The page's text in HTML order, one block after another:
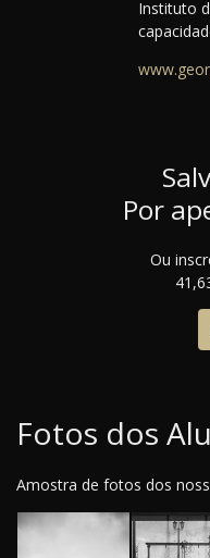
Instituto
Por
Ou
Fotos dos
Amostra de fotos dos